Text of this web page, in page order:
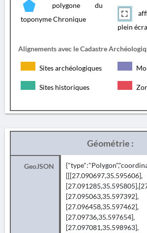
polygone du
toponyme Chronique
plein
Alignements avec le Cadastre
Sites archéologiques
Sites historiques
Géométrie :
GeoJSON
[[[27.090697,35.595606],
[27.095063,35.597392],
[27.096458,35.597462],
[27.09736,35.597654],
[27.097081,35.598963],